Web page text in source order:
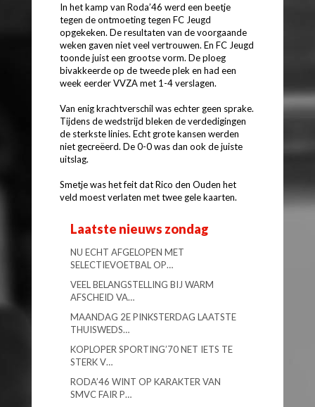
In het kamp van Roda’46 werd een beetje
tegen de ontmoeting tegen FC Jeugd
opgekeken. De resultaten van de voorgaande
weken gaven niet veel vertrouwen. En FC Jeugd
toonde juist een grootse vorm. De ploeg
bivakkeerde op de tweede plek en had een
week eerder VVZA met 1-4 verslagen.
Van enig krachtverschil was echter geen sprake.
Tijdens de wedstrijd bleken de verdedigingen
de sterkste linies. Echt grote kansen werden
niet gecreëerd. De 0-0 was dan ook de juiste
uitslag.
Smetje was het feit dat Rico den Ouden het
veld moest verlaten met twee gele kaarten.
Laatste nieuws zondag
NU ECHT AFGELOPEN MET
SELECTIEVOETBAL OP…
VEEL BELANGSTELLING BIJ WARM
AFSCHEID VA…
MAANDAG 2E PINKSTERDAG LAATSTE
THUISWEDS…
KOPLOPER SPORTING’70 NET IETS TE
STERK V…
RODA’46 WINT OP KARAKTER VAN
SMVC FAIR P…